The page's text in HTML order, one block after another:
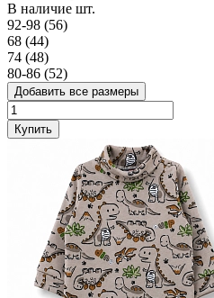
В наличие шт.
92-98 (56)
68 (44)
74 (48)
80-86 (52)
Добавить все размеры
Купить